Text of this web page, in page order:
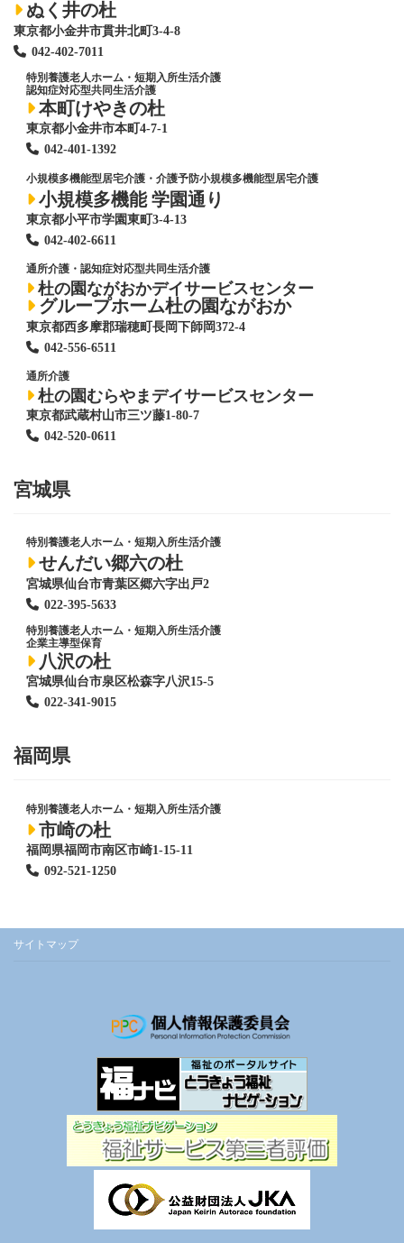
ぬく井の杜
東京都小金井市貫井北町3-4-8
042-402-7011
特別養護老人ホーム ・短期入所生活介護
認知症対応型共同生活介護
本町けやきの杜
東京都小金井市本町4-7-1
042-401-1392
小規模多機能型居宅介護・介護予防小規模多機能型居宅介護
小規模多機能 学園通り
東京都小平市学園東町3-4-13
042-402-6611
通所介護・認知症対応型共同生活介護
杜の園ながおかデイサービスセンター
グループホーム杜の園ながおか
東京都西多摩郡瑞穂町長岡下師岡372-4
042-556-6511
通所介護
杜の園むらやまデイサービスセンター
東京都武蔵村山市三ツ藤1-80-7
042-520-0611
宮城県
特別養護老人ホーム ・短期入所生活介護
せんだい郷六の杜
宮城県仙台市青葉区郷六字出戸2
022-395-5633
特別養護老人ホーム ・短期入所生活介護
企業主導型保育
八沢の杜
宮城県仙台市泉区松森字八沢15-5
022-341-9015
福岡県
特別養護老人ホーム ・短期入所生活介護
市崎の杜
福岡県福岡市南区市崎1-15-11
092-521-1250
サイトマップ